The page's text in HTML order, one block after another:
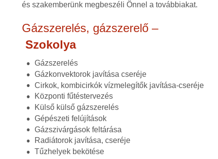
és szakemberünk megbeszéli Önnel a továbbiakat.
Gázszerelés, gázszerelő –
Szokolya
Gázszerelés
Gázkonvektorok javítása cseréje
Cirkok, kombicirkók vízmelegítők javítása-cseréje
Központi fűtéstervezés
Külső külső gázszerelés
Gépészeti felújítások
Gázszivárgások feltárása
Radiátorok javítása, cseréje
Tűzhelyek bekötése